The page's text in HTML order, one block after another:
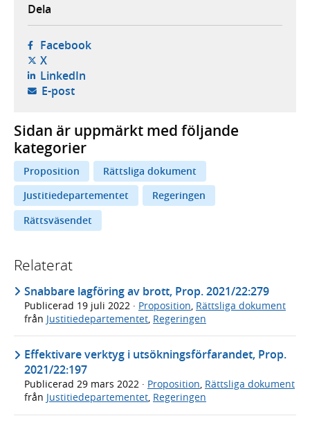
Dela
Facebook- öppnas i ny flik, extern webbplats,
X- öppnas i ny flik, extern webbplats,
LinkedIn- öppnas i ny flik, extern webbplats,
E-post- öppnar din e-postklient,
Sidan är uppmärkt med följande
kategorier
Proposition
Rättsliga dokument
Justitiedepartementet
Regeringen
Rättsväsendet
Relaterat
Snabbare lagföring av brott, Prop. 2021/22:279
Publicerad 19 juli 2022 · Proposition, Rättsliga dokument
från Justitiedepartementet, Regeringen
Effektivare verktyg i utsökningsförfarandet, Prop.
2021/22:197
Publicerad 29 mars 2022 · Proposition, Rättsliga dokument
från Justitiedepartementet, Regeringen